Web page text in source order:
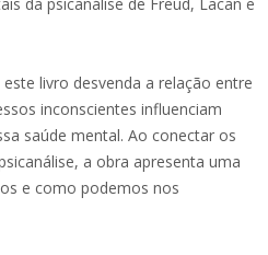
livro desvenda a relação entre
inconscientes influenciam
saúde mental. Ao conectar os
a obra apresenta uma
e como podemos nos